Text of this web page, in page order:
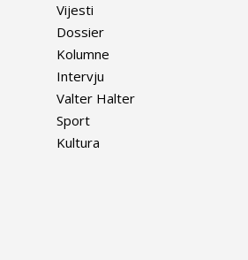
Vijesti
Dossier
Kolumne
Intervju
Valter Halter
Sport
Kultura